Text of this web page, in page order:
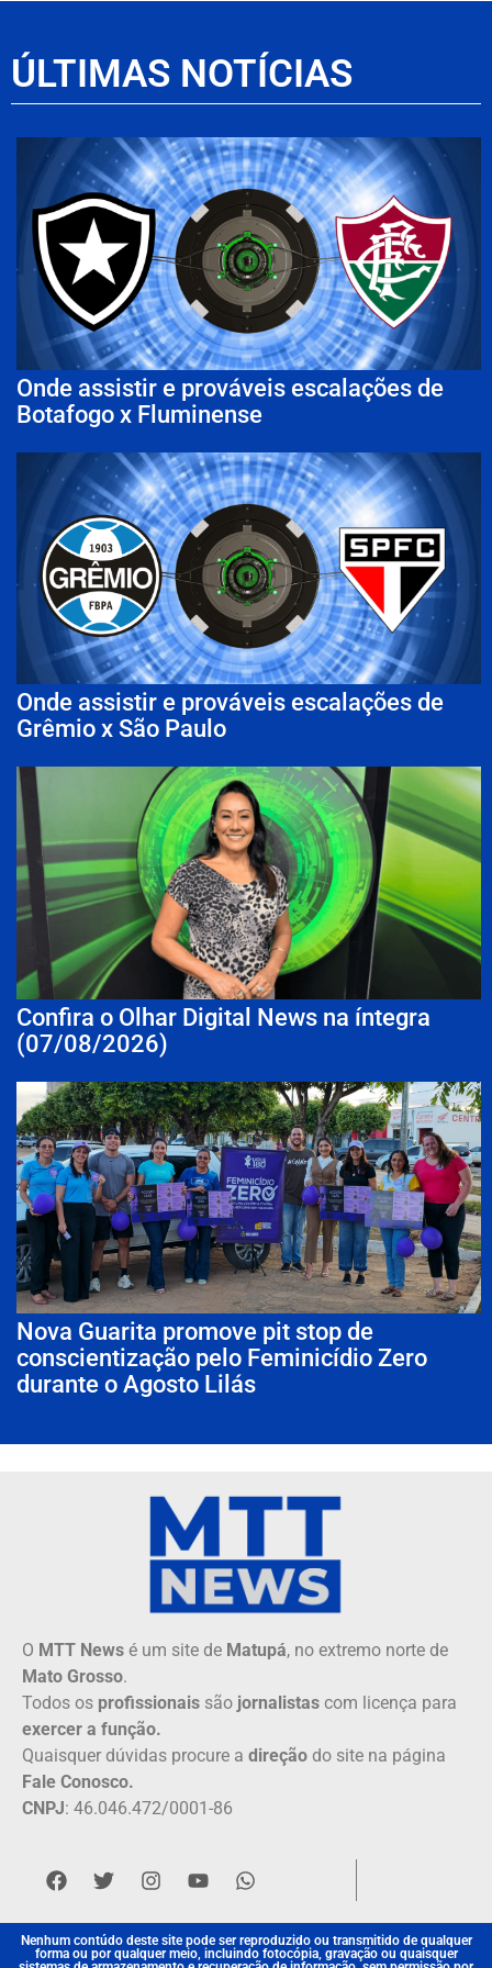
ÚLTIMAS NOTÍCIAS
Onde assistir e prováveis escalações de
Botafogo x Fluminense
Onde assistir e prováveis escalações de
Grêmio x São Paulo
Confira o Olhar Digital News na íntegra
(07/08/2026)
Nova Guarita promove pit stop de
conscientização pelo Feminicídio Zero
durante o Agosto Lilás
O MTT News é um site de Matupá, no extremo norte de
Mato Grosso.
Todos os profissionais são jornalistas com licença para
exercer a função.
Quaisquer dúvidas procure a direção do site na página
Fale Conosco.
CNPJ: 46.046.472/0001-86
Nenhum contúdo deste site pode ser reproduzido ou transmitido de qualquer
forma ou por qualquer meio, incluindo fotocópia, gravação ou quaisquer